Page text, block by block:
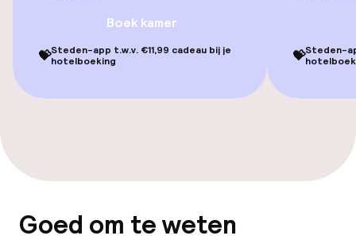
Fitnessruimte / gym
Entertainment
Bar
Boek kamer
💝Steden-app t.w.v. €11,99 cadeau bij je
hotelboeking
💝Steden-
Goed om te weten